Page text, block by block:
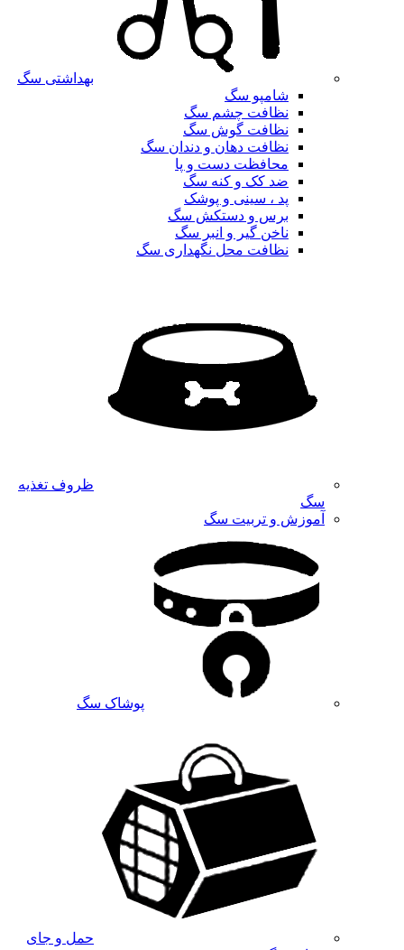
بهداشتی سگ
شامپو سگ
نظافت چشم سگ
نظافت گوش سگ
نظافت دهان و دندان سگ
محافظت دست و پا
ضد کک و کنه سگ
پد ، سینی و پوشک
برس و دستکش سگ
ناخن گیر و انبر سگ
نظافت محل نگهداری سگ
ظروف تغذیه
سگ
آموزش و تربیت سگ
پوشاک سگ
حمل و جای